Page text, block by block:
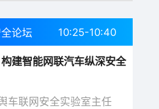
论坛 10:25-10:40
建智能网联汽车纵深安全
车联网安全实验室主任